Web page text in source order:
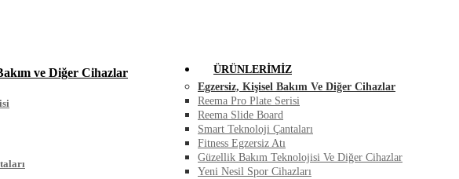
ve Diğer Cihazlar
ÜRÜNLERIMIZ
Egzersiz, Kişisel Bakım Ve Diğer Cihazlar
Reema Pro Plate Serisi
Reema Slide Board
Smart Teknoloji Çantaları
Fitness Egzersiz Atı
Güzellik Bakım Teknolojisi Ve Diğer Cihazlar
Yeni Nesil Spor Cihazları